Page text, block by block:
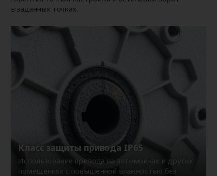
в заданных точках.
Класс защиты привода IP65
Использование привода на автомойках и других
помещениях с повышенной влажностью без